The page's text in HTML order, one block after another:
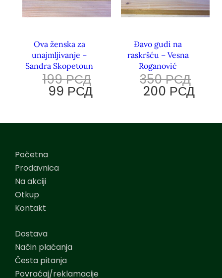
Ova ženska za
unajmljivanje –
Sandra Skopetoun
199РСД
99 РСД
Đavo gudi na
raskršću – Vesna
Roganović
350РСД
200 РСД
Početna
Prodavnica
Na akciji
Otkup
Kontakt
Dostava
Način plaćanja
Česta pitanja
Povraćaj/reklamacije